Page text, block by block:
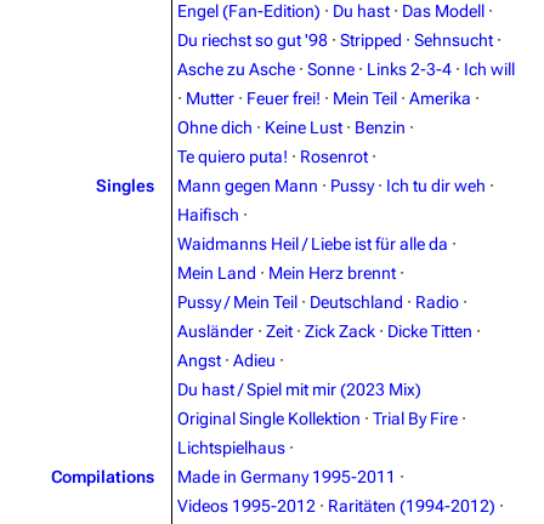
3.4K 12 290.4K
Singles
Engel (Fan-Edition) · Du hast · Das Modell ·
Du riechst so gut '98 · Stripped · Sehnsucht ·
Asche zu Asche · Sonne · Links 2-3-4 · Ich will
· Mutter · Feuer frei! · Mein Teil · Amerika ·
Ohne dich · Keine Lust · Benzin ·
Te quiero puta! · Rosenrot ·
Mann gegen Mann · Pussy · Ich tu dir weh ·
Haifisch ·
Waidmanns Heil / Liebe ist für alle da ·
Mein Land · Mein Herz brennt ·
Pussy / Mein Teil · Deutschland · Radio ·
Ausländer · Zeit · Zick Zack · Dicke Titten ·
Angst · Adieu ·
Du hast / Spiel mit mir (2023 Mix)
Compilations
Original Single Kollektion · Trial By Fire ·
Lichtspielhaus ·
Made in Germany 1995-2011 ·
Videos 1995-2012 · Raritäten (1994-2012) ·